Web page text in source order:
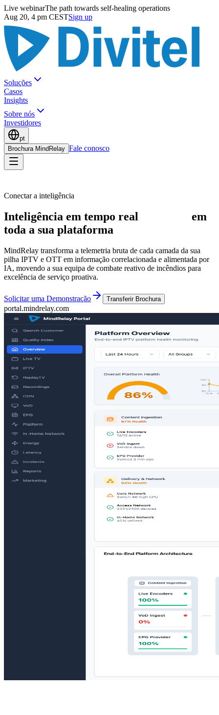
Live webinarThe path towards self-healing operations
Aug 20, 4 pm CESTSign up
Soluções
Casos
Insights
Sobre nós
Investidores
pt
Brochura MindRelay Fale conosco
Conectar a inteligência
Inteligência em tempo real
em
toda a sua plataforma
MindRelay transforma a telemetria bruta de cada camada da sua
pilha IPTV e OTT em informação correlacionada e alimentada por
IA, movendo a sua equipa de combate reativo de incêndios para
excelência de serviço proativa.
Solicitar uma Demonstração Transferir Brochura
portal.mindrelay.com